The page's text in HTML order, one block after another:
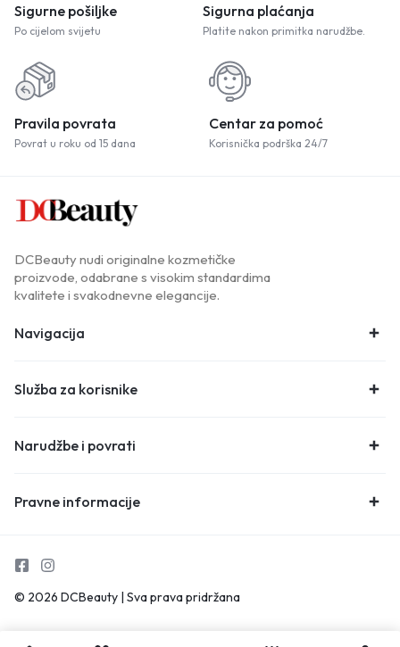
Sigurne pošiljke
Po cijelom svijetu
Sigurna plaćanja
Platite nakon primitka narudžbe.
Pravila povrata
Povrat u roku od 15 dana
Centar za pomoć
Korisnička podrška 24/7
DCBeauty nudi originalne kozmetičke
proizvode, odabrane s visokim standardima
kvalitete i svakodnevne elegancije.
Navigacija
Služba za korisnike
Narudžbe i povrati
Pravne informacije
© 2026 DCBeauty | Sva prava pridržana